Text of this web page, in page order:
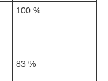
100 %
83 %